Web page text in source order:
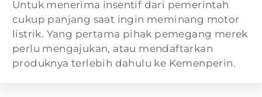
Untuk menerima insentif dari pemerintah
cukup panjang saat ingin meminang motor
listrik. Yang pertama pihak pemegang merek
perlu mengajukan, atau mendaftarkan
produknya terlebih dahulu ke Kemenperin.